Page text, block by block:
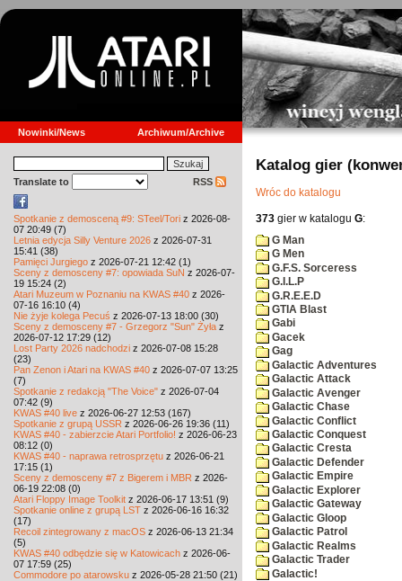
Nowinki/News Archiwum/Archive
Translate to RSS
Spotkanie z demosceną #9: STeel/Tori z 2026-08-
07 20:49 (7)
Letnia edycja Silly Venture 2026 z 2026-07-31
15:41 (38)
Pamięci Jurgiego z 2026-07-21 12:42 (1)
Sceny z demosceny #7: opowiada SuN z 2026-07-
19 15:24 (2)
Atari Muzeum w Poznaniu na KWAS #40 z 2026-
07-16 16:10 (4)
Nie żyje kolega Pecuś z 2026-07-13 18:00 (30)
Sceny z demosceny #7 - Grzegorz "Sun" Żyła z
2026-07-12 17:29 (12)
Lost Party 2026 nadchodzi z 2026-07-08 15:28
(23)
Pan Zenon i Atari na KWAS #40 z 2026-07-07 13:25
(7)
Spotkanie z redakcją "The Voice" z 2026-07-04
07:42 (9)
KWAS #40 live z 2026-06-27 12:53 (167)
Spotkanie z grupą USSR z 2026-06-26 19:36 (11)
KWAS #40 - zabierzcie Atari Portfolio! z 2026-06-23
08:12 (0)
KWAS #40 - naprawa retrosprzętu z 2026-06-21
17:15 (1)
Sceny z demosceny #7 z Bigerem i MBR z 2026-
06-19 22:08 (0)
Atari Floppy Image Toolkit z 2026-06-17 13:51 (9)
Spotkanie online z grupą LST z 2026-06-16 16:32
(17)
Recoil zintegrowany z macOS z 2026-06-13 21:34
(5)
KWAS #40 odbędzie się w Katowicach z 2026-06-
07 17:59 (25)
Commodore po atarowsku z 2026-05-28 21:50 (21)
Katalog gier
Wróc do katalogu
373 gier w katalogu G:
G Man
G Men
G.F.S. Sorceress
G.I.L.P
G.R.E.E.D
GTIA Blast
Gabi
Gacek
Gag
Galactic Adventures
Galactic Attack
Galactic Avenger
Galactic Chase
Galactic Conflict
Galactic Conquest
Galactic Cresta
Galactic Defender
Galactic Empire
Galactic Explorer
Galactic Gateway
Galactic Gloop
Galactic Patrol
Galactic Realms
Galactic Trader
Galactic!